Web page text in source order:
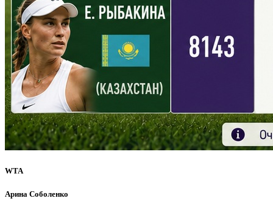
WTA
Арина Соболенко